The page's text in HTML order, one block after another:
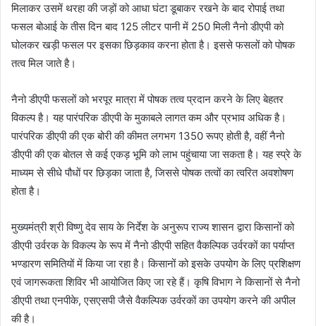
मिलाकर उसमें थरहा की जड़ों को आधा घंटा डूबाकर रखने के बाद रोपाई तथा
फसल बोआई के तीस दिन बाद 125 लीटर पानी में 250 मिली नैनो डीएपी को
घोलकर खड़ी फसल पर इसका छिड़काव करना होता है। इससे फसलों को पोषक
तत्व मिल जाते है।
नैनो डीएपी फसलों को भरपूर मात्रा में पोषक तत्व प्रदान करने के लिए बेहतर
विकल्प है। यह पारंपरिक डीएपी के मुकाबले लागत कम और प्रभाव अधिक है।
पारंपरिक डीएपी की एक बोरी की कीमत लगभग 1350 रूपए होती है, वहीं नैनो
डीएपी की एक बोतल से कई एकड़ भूमि को लाभ पहुंचाया जा सकता है। यह स्प्रे के
माध्यम से सीधे पौधों पर छिड़का जाता है, जिससे पोषक तत्वों का त्वरित अवशोषण
होता है।
मुख्यमंत्री श्री विष्णु देव साय के निर्देश के अनुरूप राज्य शासन द्वारा किसानों को
डीएपी उर्वरक के विकल्प के रूप में नैनो डीएपी सहित वैकल्पिक उर्वरकों का पर्याप्त
भण्डारण समितियों में किया जा रहा है। किसानों को इसके उपयोग के लिए प्रशिक्षण
एवं जागरूकता शिविर भी आयोजित किए जा रहे हैं। कृषि विभाग ने किसानों से नैनो
डीएपी तथा एनपीके, एसएसपी जैसे वैकल्पिक उर्वरकों का उपयोग करने की अपील
की है।